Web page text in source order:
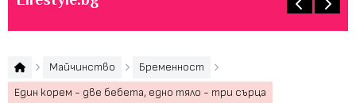
Майчинство
Бременност
Един корем - две бебета, едно тяло - три сърца